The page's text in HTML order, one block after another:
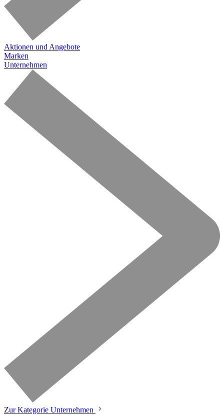
Aktionen und Angebote
Marken
Unternehmen
Zur Kategorie Unternehmen